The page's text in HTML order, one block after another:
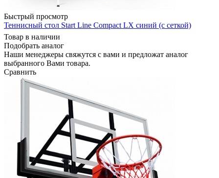
Быстрый просмотр
Теннисный стол Start Line Compact LX синий (с сеткой)
Товар в наличии
Подобрать аналог
Наши менеджеры свяжутся с вами и предложат аналог
выбранного Вами товара.
Сравнить